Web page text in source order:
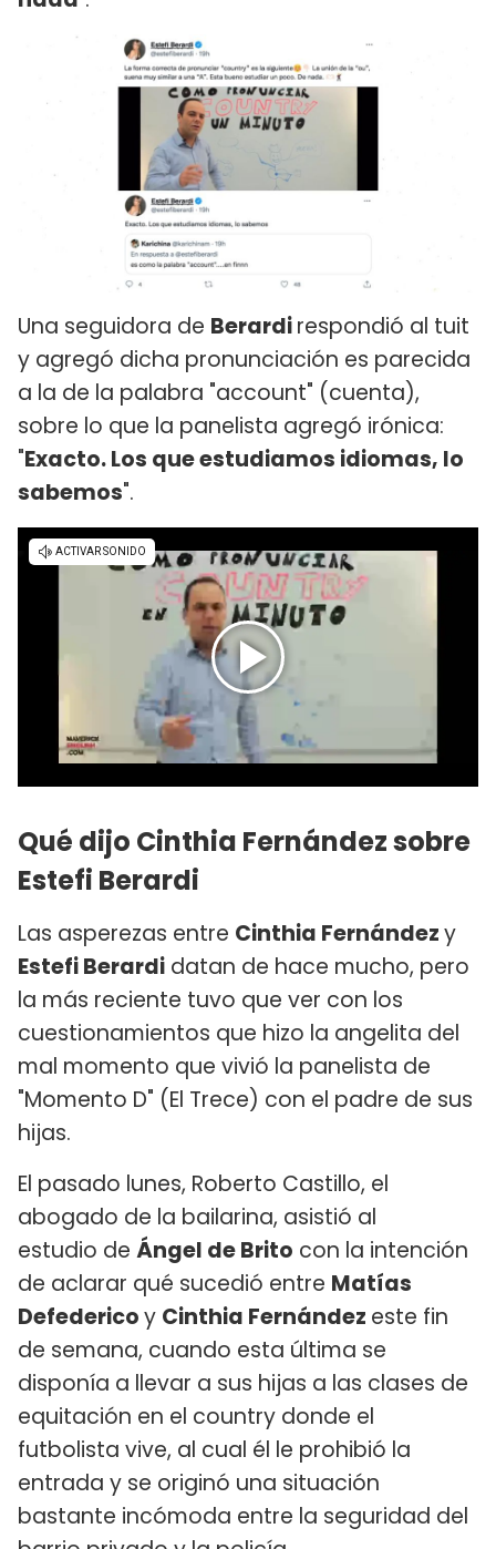
Una seguidora de Berardirespondió al tuit
y agregó dicha pronunciación es parecida
a la de la palabra "account" (cuenta),
sobre lo que la panelista agregó irónica:
"Exacto. Los que estudiamos idiomas, lo
sabemos".
Qué dijo Cinthia Fernández sobre
Estefi Berardi
Las asperezas entre Cinthia Fernándezy
Estefi Berardi datan de hace mucho, pero
la más reciente tuvo que ver con los
cuestionamientos que hizo la angelita del
mal momento que vivió la panelista de
"Momento D" (El Trece) con el padre de sus
hijas.
El pasado lunes, Roberto Castillo, el
abogado de la bailarina, asistió al
estudio de Ángel de Brito con la intención
de aclarar qué sucedió entre Matías
Defedericoy Cinthia Fernández este fin
de semana, cuando esta última se
disponía a llevar a sus hijas a las clases de
equitación en el country donde el
futbolista vive, al cual él le prohibió la
entrada y se originó una situación
bastante incómoda entre la seguridad del